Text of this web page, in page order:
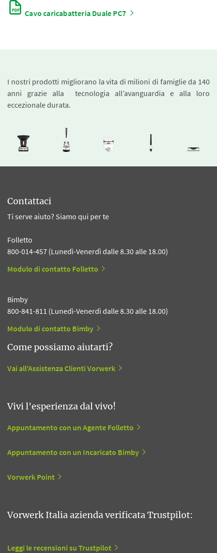
Cavo caricabatteria Duale PC7
I nostri prodotti migliorano la vita di milioni di famiglie da 140
anni grazie alla tecnologia all’avanguardia e alla loro
eccezionale durata.
Contattaci
Ti serve aiuto? Siamo qui per te
Folletto
800-014-457 (Lunedì-Venerdì dalle 8.30 alle 18.00)
Modulo di contatto Folletto
Bimby
800-841-811 (Lunedì-Venerdì dalle 8.30 alle 18.00)
Modulo di contatto Bimby
Come possiamo aiutarti?
Vai all'Assistenza Clienti Vorwerk
Vivi l'esperienza dal vivo!
Appuntamento con un Agente Folletto
Appuntamento con un Incaricato Bimby
Vorwerk Point
Vorwerk Italia azienda verificata Trustpilot:
Leggi le recensioni su Trustpilot